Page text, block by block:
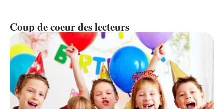
Coup de coeur des lecteurs